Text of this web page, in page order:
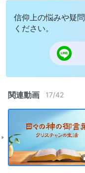
信仰上の悩みや疑
ください。
関連動画 17/42